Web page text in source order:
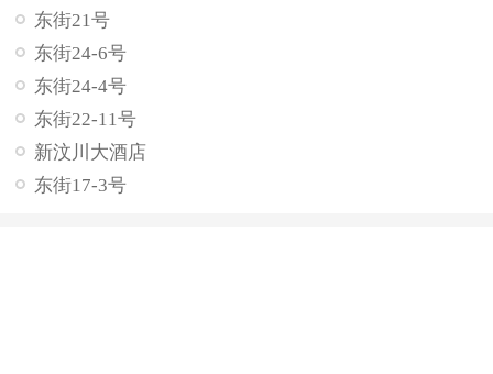
东街21号
东街24-6号
东街24-4号
东街22-11号
新汶川大酒店
东街17-3号